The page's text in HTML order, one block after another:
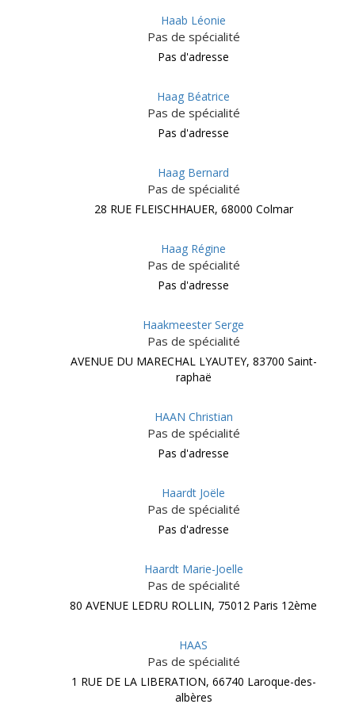
Haab Léonie
Pas de spécialité
Pas d'adresse
Haag Béatrice
Pas de spécialité
Pas d'adresse
Haag Bernard
Pas de spécialité
28 RUE FLEISCHHAUER, 68000 Colmar
Haag Régine
Pas de spécialité
Pas d'adresse
Haakmeester Serge
Pas de spécialité
AVENUE DU MARECHAL LYAUTEY, 83700 Saint-
raphaë
HAAN Christian
Pas de spécialité
Pas d'adresse
Haardt Joële
Pas de spécialité
Pas d'adresse
Haardt Marie-Joelle
Pas de spécialité
80 AVENUE LEDRU ROLLIN, 75012 Paris 12ème
HAAS
Pas de spécialité
1 RUE DE LA LIBERATION, 66740 Laroque-des-
albères